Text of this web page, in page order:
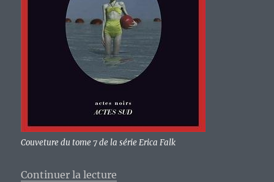
Couveture du tome 7 de la série Erica Falk
Continuer la lecture